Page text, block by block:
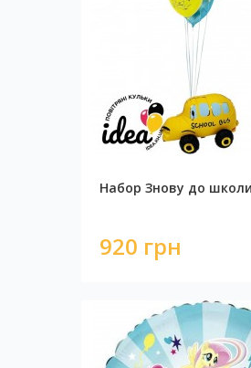
Набор Знову до
920 грн